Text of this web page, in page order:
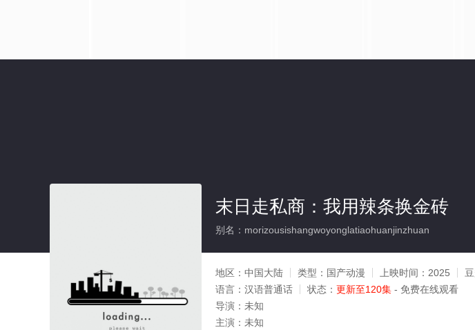
末日走私商：我用辣条换金砖
别名：morizousishangwoyonglatiaohuanjinzhuan
地区： 中国大陆 类型： 国产动漫 上映时间： 2025
语言： 汉语普通话 状态： 更新至120集 - 免费在线观看
导演： 未知
主演： 未知